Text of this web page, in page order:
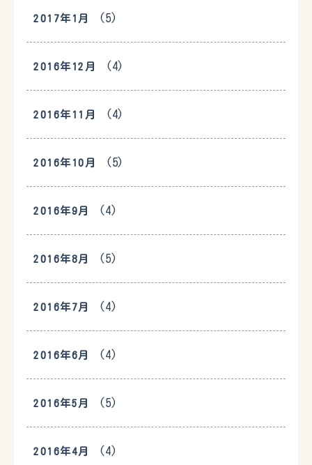
2017年1月 (5)
2016年12月 (4)
2016年11月 (4)
2016年10月 (5)
2016年9月 (4)
2016年8月 (5)
2016年7月 (4)
2016年6月 (4)
2016年5月 (5)
2016年4月 (4)